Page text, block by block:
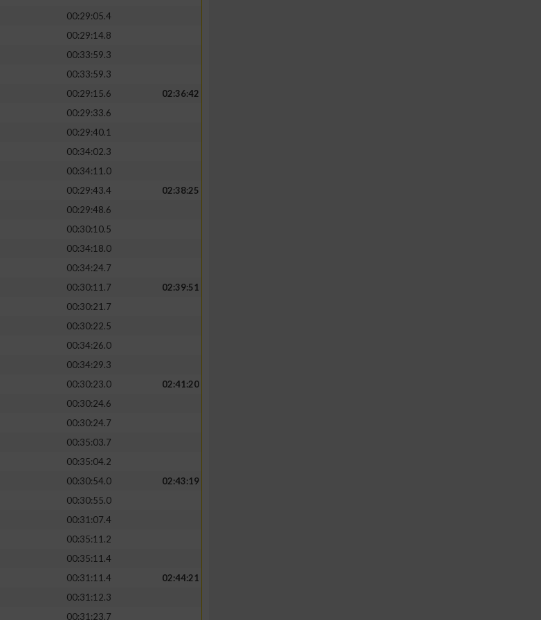
00:29:05.4
00:29:14.8
00:33:59.3
00:33:59.3
00:29:15.6
02:36:42
00:29:33.6
00:29:40.1
00:34:02.3
00:34:11.0
00:29:43.4
02:38:25
00:29:48.6
00:30:10.5
00:34:18.0
00:34:24.7
00:30:11.7
02:39:51
00:30:21.7
00:30:22.5
00:34:26.0
00:34:29.3
00:30:23.0
02:41:20
00:30:24.6
00:30:24.7
00:35:03.7
00:35:04.2
00:30:54.0
02:43:19
00:30:55.0
00:31:07.4
00:35:11.2
00:35:11.4
00:31:11.4
02:44:21
00:31:12.3
00:31:23.7